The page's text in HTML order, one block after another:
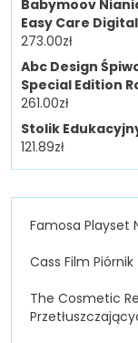
Babymoov
Easy Care
273.00zł
Abc Design
Special Edition
261.00zł
Stolik
121.89zł
Famosa Playset
Cass Film
The Cosmetic